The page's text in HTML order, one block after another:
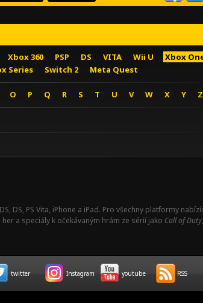
Xbox 360 PSP DS VITA Wii U
Xbox
Series Switch 2 Meta Quest
O P Q R S T U V W X Y Z
DS, PS Vita, iPhone a iPad. Pro všechny platformy
a speciály k očekávaným hrám ze sérií jako Call of Duty,
twitter Instagram youtube RSS